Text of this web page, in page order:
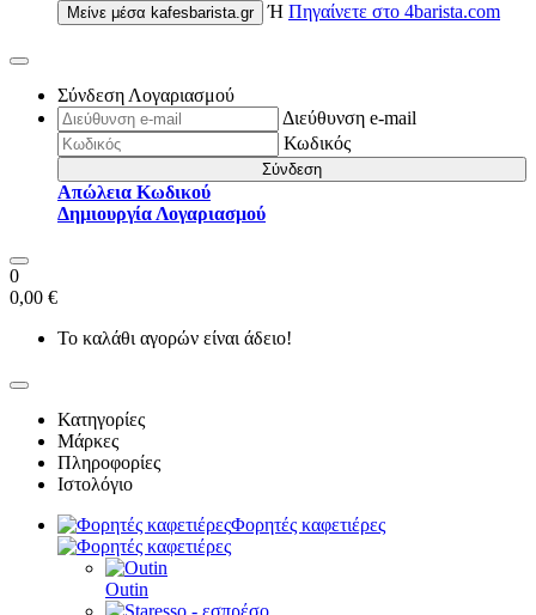
Μείνε μέσα kafesbarista.gr Ή Πηγαίνετε στο 4barista.com
Σύνδεση Λογαριασμού
Διεύθυνση e-mail
Κωδικός
Σύνδεση
Απώλεια Κωδικού
Δημιουργία Λογαριασμού
0
0,00 €
Το καλάθι αγορών είναι άδειο!
Κατηγορίες
Μάρκες
Πληροφορίες
Ιστολόγιο
Φορητές καφετιέρες
Outin